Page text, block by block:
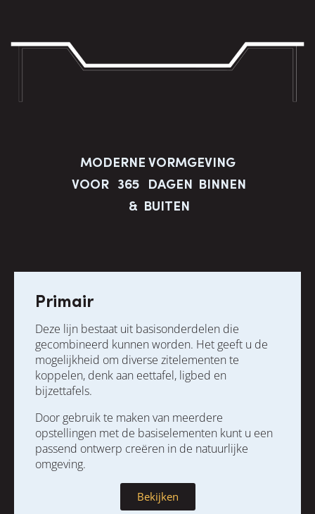
MODERNE VORMGEVING
VOOR 365 DAGEN BINNEN
& BUITEN
Primair
Deze lijn bestaat uit basisonderdelen die
gecombineerd kunnen worden. Het geeft u de
mogelijkheid om diverse zitelementen te
koppelen, denk aan eettafel, ligbed en
bijzettafels.
Door gebruik te maken van meerdere
opstellingen met de basiselementen kunt u een
passend ontwerp creëren in de natuurlijke
omgeving.
Bekijken